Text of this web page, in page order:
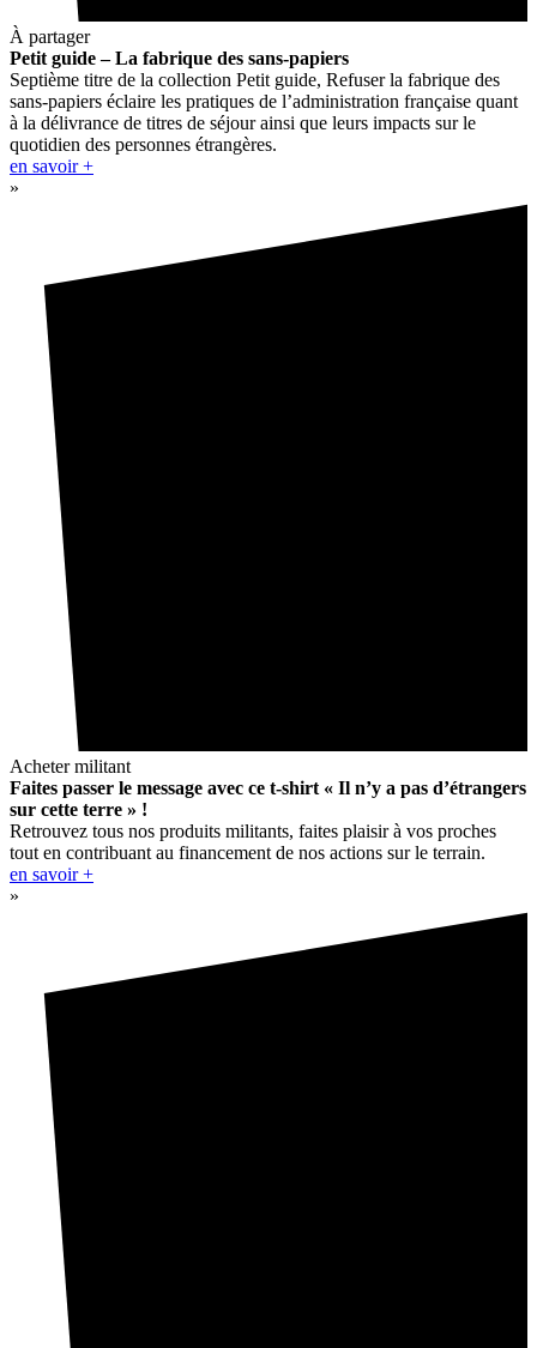
À partager
Petit guide – La fabrique des sans-papiers
Septième titre de la collection Petit guide, Refuser la fabrique des
sans-papiers éclaire les pratiques de l’administration française quant
à la délivrance de titres de séjour ainsi que leurs impacts sur le
quotidien des personnes étrangères.
en savoir +
»
Acheter militant
Faites passer le message avec ce t-shirt « Il n’y a pas d’étrangers
sur cette terre » !
Retrouvez tous nos produits militants, faites plaisir à vos proches
tout en contribuant au financement de nos actions sur le terrain.
en savoir +
»